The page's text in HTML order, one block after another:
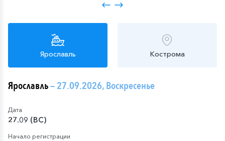
Ярославль Кострома
Ярославль— 27.09.2026, Воскресенье
Дата
27.09 (ВС)
Начало регистрации